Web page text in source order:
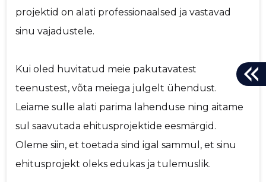
projektid on alati professionaalsed ja vastavad
sinu vajadustele.
Kui oled huvitatud meie pakutavatest
teenustest, võta meiega julgelt ühendust.
Leiame sulle alati parima lahenduse ning aitame
sul saavutada ehitusprojektide eesmärgid.
Oleme siin, et toetada sind igal sammul, et sinu
ehitusprojekt oleks edukas ja tulemuslik.